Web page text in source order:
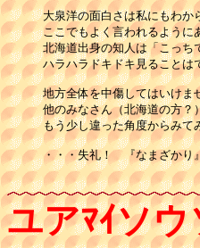
大泉洋の面白さは私にもわか
ここでもよく言われるように
北海道出身の知人は「こっち
ハラハラドキドキ見ることは
地方全体を中傷してはいけま
他のみなさん（北海道の方？
もう少し違った角度からみて
・・・失礼！　『なまざかり
ユアﾏｲソ